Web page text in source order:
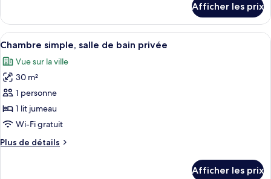
Chambre
quadruple,
salle
de
bain
privée
Chambre
quadruple,
salle
bain
privée
Afficher les prix
Afficher
toutes
les
photos
pour
ce
type
chambre :
Une petite chambre avec un lit
13
Chambre simple, salle de bain privée
Vue sur la ville
30 m²
1 personne
1 lit jumeau
Wi-Fi gratuit
Plus de détails
Plus
Afficher les prix